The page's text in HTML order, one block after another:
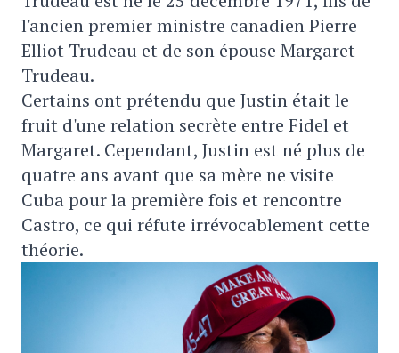
l'ancien premier ministre canadien Pierre
Elliot Trudeau et de son épouse Margaret
Trudeau.
Certains ont prétendu que Justin était le
fruit d'une relation secrète entre Fidel et
Margaret. Cependant, Justin est né plus de
quatre ans avant que sa mère ne visite
Cuba pour la première fois et rencontre
Castro, ce qui réfute irrévocablement cette
théorie.